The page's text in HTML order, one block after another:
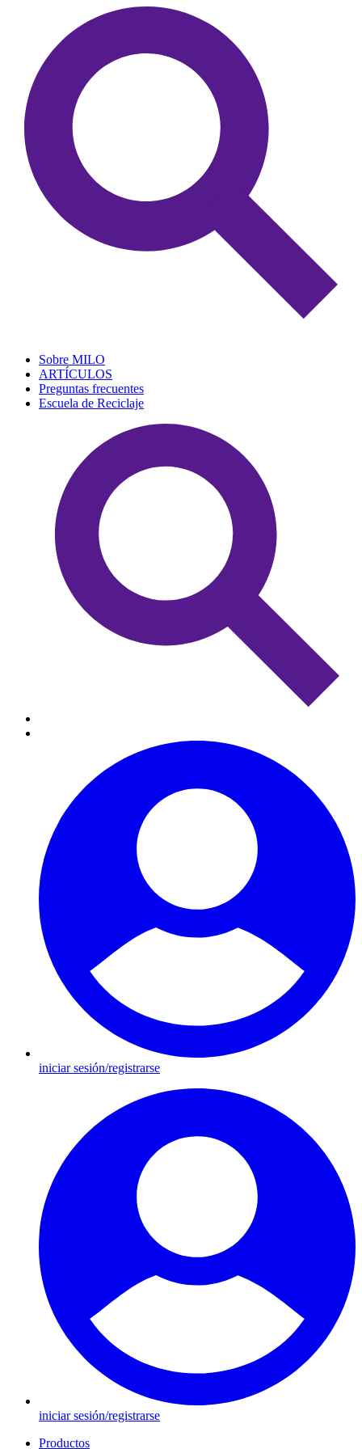
Sobre MILO
ARTÍCULOS
Preguntas frecuentes
Escuela de Reciclaje
iniciar sesión/registrarse
iniciar sesión/registrarse
Productos